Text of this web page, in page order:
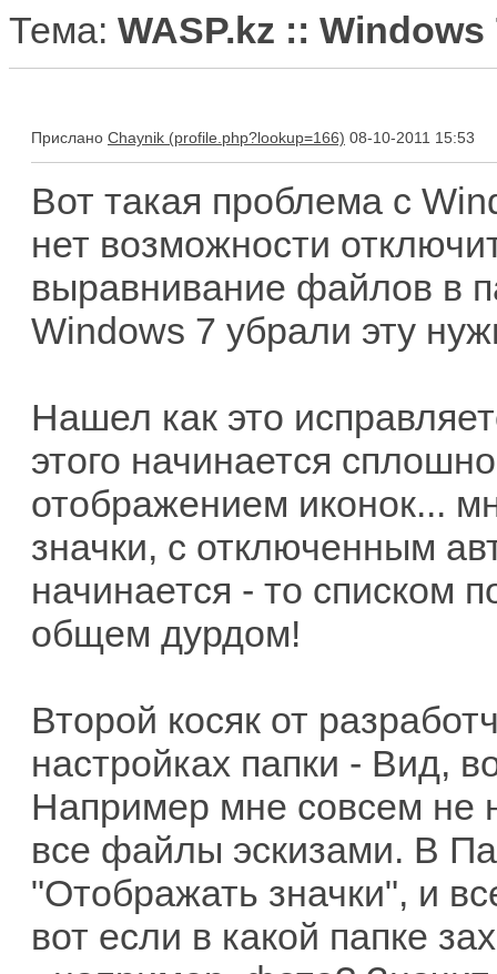
Тема: WASP.kz :: Windows
Прислано Chaynik 08-10-2011 15:53
Вот такая проблема с
нет возможности
выравнивание файлов в
Windows 7 убрали эту
Нашел как это
этого начинается
отображением иконок...
значки, с отключенным
начинается - то списком
общем дурдом!
Второй косяк от
настройках папки - Вид,
Например мне совсем не
все файлы эскизами. В
"Отображать значки", и
вот если в какой папке